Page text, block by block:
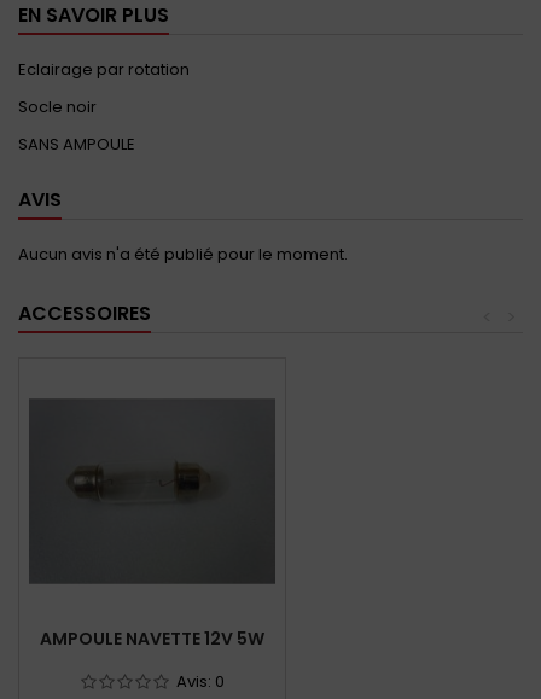
EN SAVOIR PLUS
Eclairage par rotation
Socle noir
SANS AMPOULE
AVIS
Aucun avis n'a été publié pour le moment.
ACCESSOIRES
AMPOULE NAVETTE 12V 5W
Avis: 0